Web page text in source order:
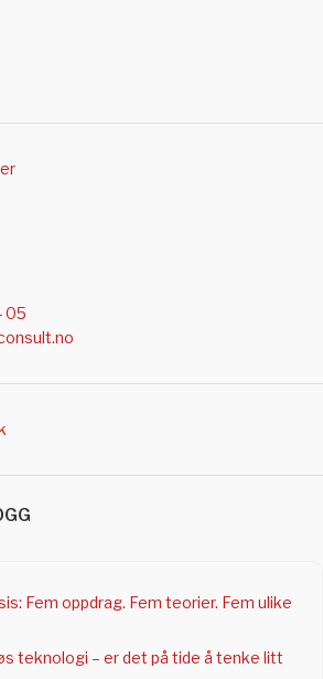
05
Fem oppdrag. Fem teorier. Fem ulike
teknologi – er det på tide å tenke litt